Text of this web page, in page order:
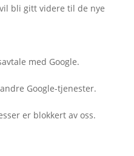
bli gitt videre til de nye
med Google.
Google-tjenester.
er blokkert av oss.